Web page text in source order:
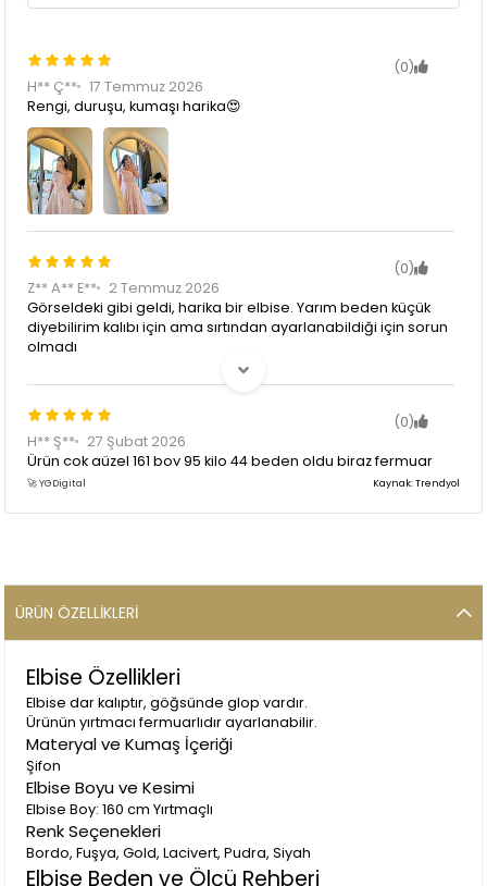
(0)
H** Ç**
17 Temmuz 2026
Rengi, duruşu, kumaşı harika😍
(0)
Z** A** E**
2 Temmuz 2026
Görseldeki gibi geldi, harika bir elbise. Yarım beden küçük
diyebilirim kalıbı için ama sırtından ayarlanabildiği için sorun
olmadı
(0)
H** Ş**
27 Şubat 2026
Ürün çok güzel 161 boy 95 kilo 44 beden oldu biraz fermuar
kısmı kapanmadı ama halledilebilir seviyede kumaşı da
🚀 YGDigital Kaynak: Trendyol
ÜRÜN ÖZELLIKLERI
Elbise Özellikleri
Elbise dar kalıptır, göğsünde glop vardır.
Ürünün yırtmacı fermuarlıdır ayarlanabilir.
Materyal ve Kumaş İçeriği
Şifon
Elbise Boyu ve Kesimi
Elbise Boy: 160 cm Yırtmaçlı
Renk Seçenekleri
Bordo, Fuşya, Gold, Lacivert, Pudra, Siyah
Elbise Beden ve Ölçü Rehberi